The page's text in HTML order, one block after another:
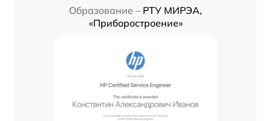
Образование – РТУ МИРЭА,
«Приборостроение»